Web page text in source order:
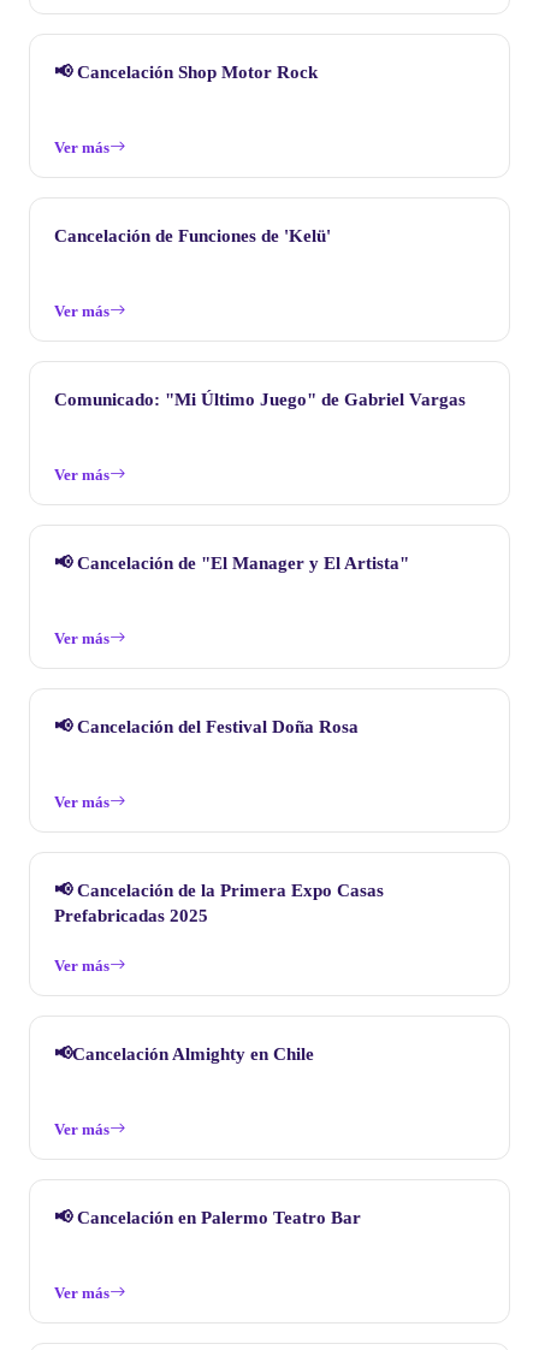
📢 Cancelación Shop Motor Rock
Ver más
Cancelación de Funciones de 'Kelü'
Ver más
Comunicado: "Mi Último Juego" de Gabriel Vargas
Ver más
📢 Cancelación de "El Manager y El Artista"
Ver más
📢 Cancelación del Festival Doña Rosa
Ver más
📢 Cancelación de la Primera Expo Casas
Prefabricadas 2025
Ver más
📢Cancelación Almighty en Chile
Ver más
📢 Cancelación en Palermo Teatro Bar
Ver más